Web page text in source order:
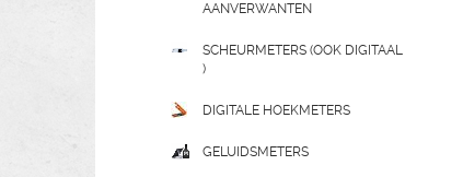
AANVERWANTEN
SCHEURMETERS (OOK DIGITAAL
)
DIGITALE HOEKMETERS
GELUIDSMETERS